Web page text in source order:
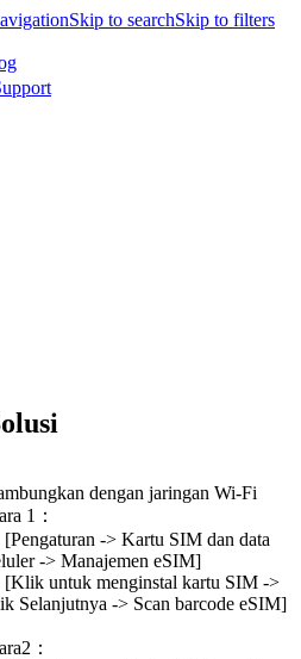
Skip to searchSkip to filters
dengan jaringan Wi-Fi
1：
[Pengaturan -> Kartu SIM dan data
-> Manajemen eSIM]
[Klik untuk menginstal kartu SIM ->
Selanjutnya -> Scan barcode eSIM]
：